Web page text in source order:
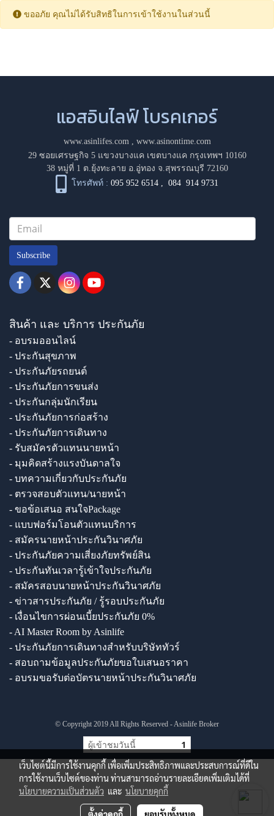
ขออภัย คุณไม่ได้รับสิทธิในการเข้าใช้งานในส่วนนี้
แอสอินไลฟ์ โบรคเกอร์
www.asinlifes.com, www.asinontime.com
29 ซอยเศรษฐกิจ 5 แขวงบางแค เขตบางแค กรุงเทพฯ 10160
38 หมู่ที่ 1 ต.ยุ้งทะลาย อ.อู่ทอง จ.สุพรรณบุรี 72160
โทรศัพท์ : 095 952 6514 ,084 914 9731
Subscribe
สินค้า และ บริการ ประกันภัย
- อบรมออนไลน์
- ประกันสุขภาพ
- ประกันภัยรถยนต์
- ประกันภัยการขนส่ง
- ประกันกลุ่มนักเรียน
- ประกันภัยการก่อสร้าง
- ประกันภัยการเดินทาง
- รับสมัครตัวแทนนายหน้า
- มุมคิดสร้างแรงบันดาลใจ
- บทความเกี่ยวกับประกันภัย
- ตรวจสอบตัวแทน/นายหน้า
- ขอข้อเสนอ สนใจPackage
- แบบฟอร์มโอนตัวแทนบริการ
- สมัครนายหน้าประกันวินาศภัย
- ประกันภัยความเสี่ยงภัยทรัพย์สิน
- ประกันทันเวลารู้เข้าใจประกันภัย
- สมัครสอบนายหน้าประกันวินาศภัย
- ข่าวสารประกันภัย / รู้รอบประกันภัย
- เงื่อนไขการผ่อนเบี้ยประกันภัย 0%
- AI Master Room by Asinlife
- ประกันภัยการเดินทางสำหรับบริษัททัวร์
- สอบถามข้อมูลประกันภัยขอใบเสนอราคา
- อบรมขอรับต่อบัตรนายหน้าประกันวินาศภัย
© Copyright 2019 All Rights Reserved - Asinlife Broker
ผู้เข้าชมวันนี้ 1
เว็บไซต์นี้มีการใช้งานคุกกี้ เพื่อเพิ่มประสิทธิภาพและประสบการณ์ที่ดีใน
การใช้งานเว็บไซต์ของท่าน ท่านสามารถอ่านรายละเอียดเพิ่มเติมได้ที่
นโยบายความเป็นส่วนตัว และ นโยบายคุกกี้